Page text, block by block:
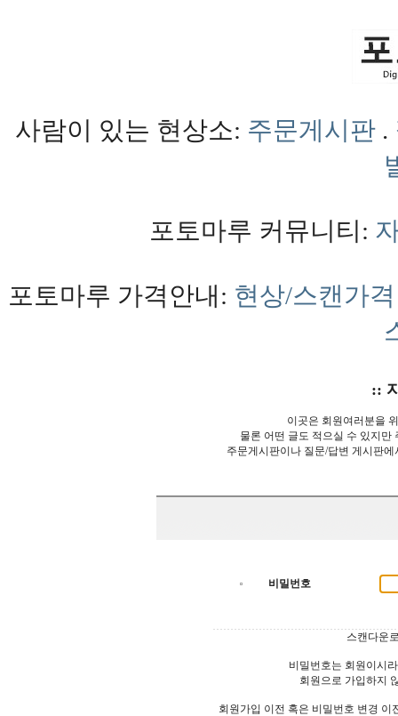
사람이 있는 현상소: 주문게시판 .
포토마루 커뮤니티:
포토마루 가격안내: 현상/스캔가격
::
이곳은 회원여러분을
물론 어떤 글도 적으실 수 있지만
주문게시판이나 질문/답변 게시판
비밀번호
스캔다운
비밀번호는 회원이시
회원으로 가입하지
회원가입 이전 혹은 비밀번호 변경